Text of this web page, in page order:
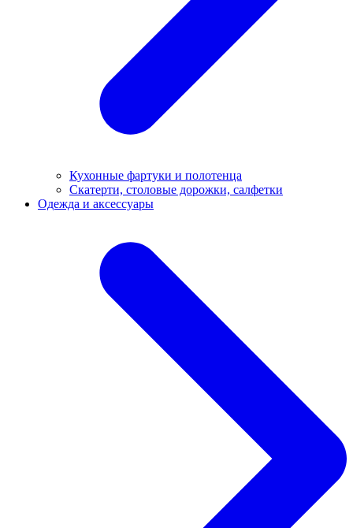
Кухонные фартуки и полотенца
Скатерти, столовые дорожки, салфетки
Одежда и аксессуары